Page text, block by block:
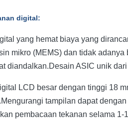
digital:
yang hemat biaya yang
mikro (MEMS) dan tidak
diandalkan.Desain ASIC unik
LCD besar dengan tinggi 18
tampilan dapat
pembacaan tekanan selama